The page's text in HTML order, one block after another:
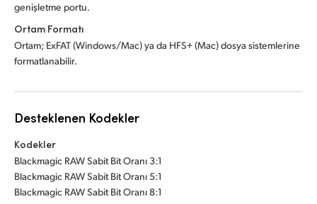
genişletme portu.
Ortam Formatı
Ortam; ExFAT (Windows/Mac) ya da HFS+ (Mac) dosya sistemlerine
formatlanabilir.
Desteklenen Kodekler
Kodekler
Blackmagic RAW Sabit Bit Oranı 3:1
Blackmagic RAW Sabit Bit Oranı 5:1
Blackmagic RAW Sabit Bit Oranı 8:1